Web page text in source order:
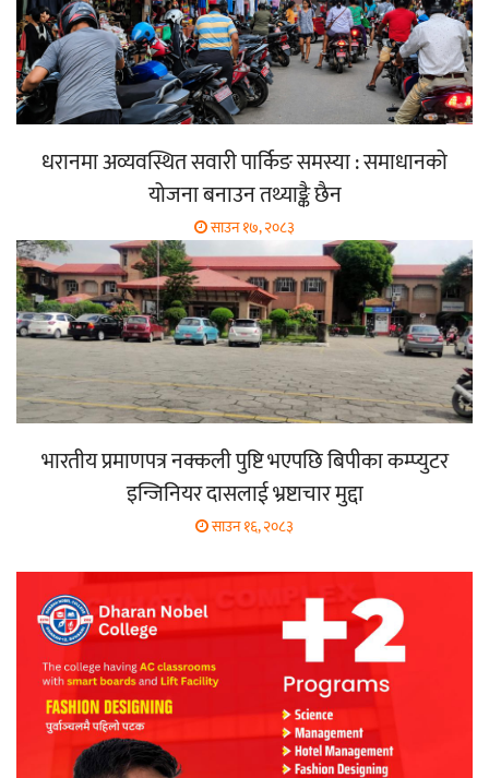
धरानमा अव्यवस्थित सवारी पार्किङ समस्या : समाधानको
योजना बनाउन तथ्याङ्कै छैन
साउन १७, २०८३
भारतीय प्रमाणपत्र नक्कली पुष्टि भएपछि बिपीका कम्प्युटर
इन्जिनियर दासलाई भ्रष्टाचार मुद्दा
साउन १६, २०८३